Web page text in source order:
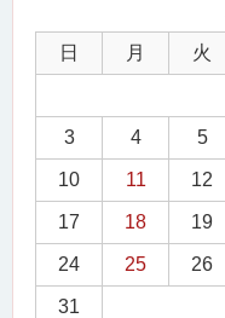
日 月 火
3 4 5
10 11 12
17 18 19
24 25 26
31